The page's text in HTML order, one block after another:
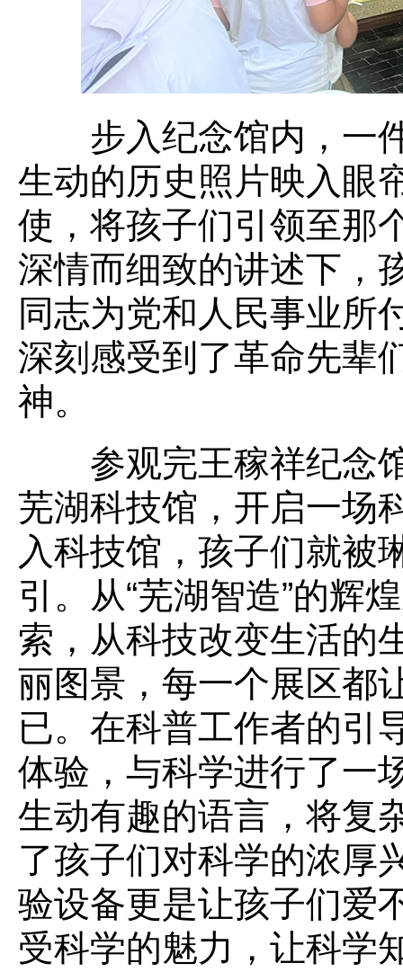
步入纪念馆内，一件
生动的历史照片映入眼
使，将孩子们引领至那
深情而细致的讲述下，
同志为党和人民事业所
深刻感受到了革命先辈
神。
参观完王稼祥纪念馆
芜湖科技馆，开启一场
入科技馆，孩子们就被
引。从“芜湖智造”的辉
索，从科技改变生活的
丽图景，每一个展区都
已。在科普工作者的引
体验，与科学进行了一
生动有趣的语言，将复
了孩子们对科学的浓厚
验设备更是让孩子们爱
受科学的魅力，让科学